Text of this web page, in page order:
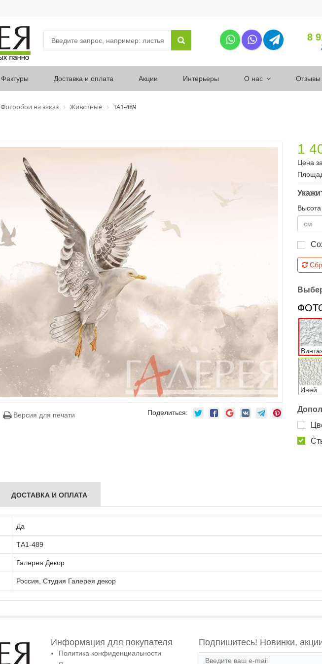
8
Фактуры Доставка и оплата Акции Интерьеры О нас Отзывы
Фотообои на заказ Животные ТА1-489
Версия для печати Поделиться:
1
Цена
Иней
ДОСТАВКА И ОПЛАТА
Да
ТА1-489
Галерея Декор
Россия, Студия Галерея декор
Информация для покупателя
Политика конфиденциальности
Подпишитесь! Новинки,